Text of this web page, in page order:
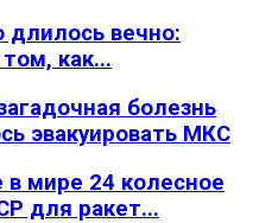
длилось вечно:
как...
болезнь
эвакуировать МКС
мире 24 колесное
для ракет...